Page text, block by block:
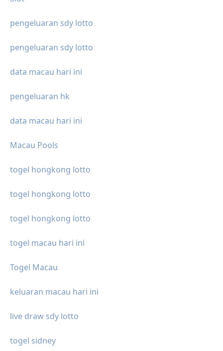
pengeluaran sdy lotto
pengeluaran sdy lotto
data macau hari ini
pengeluaran hk
data macau hari ini
Macau Pools
togel hongkong lotto
togel hongkong lotto
togel hongkong lotto
togel macau hari ini
Togel Macau
keluaran macau hari ini
live draw sdy lotto
togel sidney